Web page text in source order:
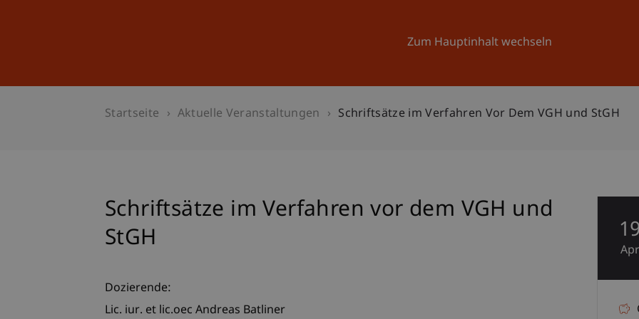
Zum Hauptinhalt wechseln
Universität Aktuelles
Startseite Aktuelle Veranstaltungen Schriftsätze im Verfahren Vor Dem VGH und StGH
Schriftsätze im Verfahren vor dem VGH und
StGH
Dozierende:
Lic. iur. et lic.oec Andreas Batliner
19
Apr